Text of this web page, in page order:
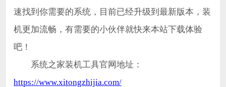
速找到你需要的系统，目前已经升级到最新版本，装
机更加流畅，有需要的小伙伴就快来本站下载体验
吧！
系统之家装机工具官网地址：
https://www.xitongzhijia.com/